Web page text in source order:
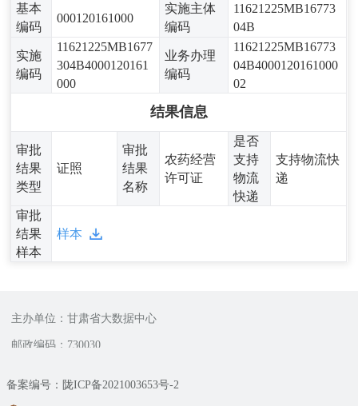
基本
编码
000120161000
实施主体
编码
11621225MB16773
04B
实施
编码
11621225MB1677
304B4000120161
000
业务办理
编码
11621225MB16773
04B4000120161000
02
结果信息
审批
结果
类型
证照
审批
结果
名称
农药经营
许可证
是否
支持
物流
快递
支持物流快
递
审批
结果
样本
样本
主办单位：甘肃省大数据中心
邮政编码：730030
备案编号：陇ICP备2021003653号-2